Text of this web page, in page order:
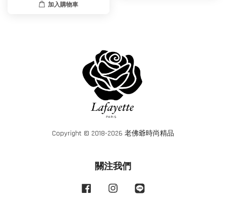
加入購物車
Copyright © 2018-2026 老佛爺時尚精品
關注我們
Facebook Instagram